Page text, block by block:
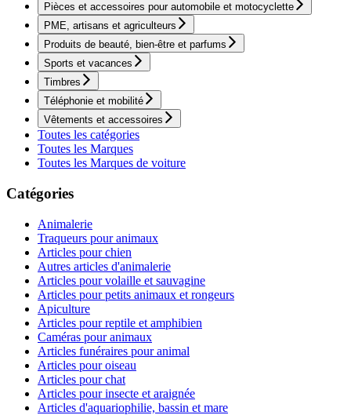
Pièces et accessoires pour automobile et motocyclette
PME, artisans et agriculteurs
Produits de beauté, bien-être et parfums
Sports et vacances
Timbres
Téléphonie et mobilité
Vêtements et accessoires
Toutes les catégories
Toutes les Marques
Toutes les Marques de voiture
Catégories
Animalerie
Traqueurs pour animaux
Articles pour chien
Autres articles d'animalerie
Articles pour volaille et sauvagine
Articles pour petits animaux et rongeurs
Apiculture
Articles pour reptile et amphibien
Caméras pour animaux
Articles funéraires pour animal
Articles pour oiseau
Articles pour chat
Articles pour insecte et araignée
Articles d'aquariophilie, bassin et mare